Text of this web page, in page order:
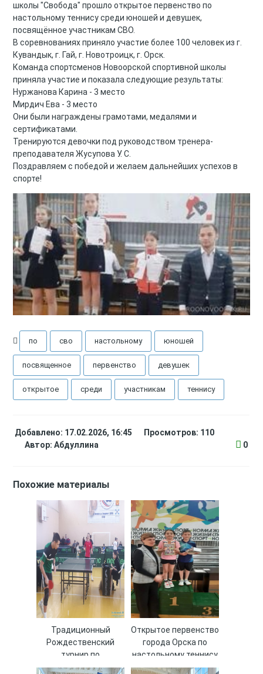
школы "Свобода" прошло открытое первенство по
настольному теннису среди юношей и девушек,
посвящённое участникам СВО.
В соревнованиях приняло участие более 100 человек из г.
Кувандык, г. Гай, г. Новотроицк, г. Орск.
Команда спортсменов Новоорской спортивной школы
приняла участие и показала следующие результаты:
Нуржанова Карина - 3 место
Мирдич Ева - 3 место
Они были награждены грамотами, медалями и
сертификатами.
Тренируются девочки под руководством тренера-
преподавателя Жусупова У. С.
Поздравляем с победой и желаем дальнейших успехов в
спорте!
по сво настольному юношей
посвященное первенство девушек
открытое среди участникам теннису
Добавлено: 17.02.2026, 16:45
Просмотров: 110
Автор:Абдуллина 0
Похожие материалы
Традиционный
Рождественский
турнир по
настольному теннису
Открытое первенство
города Орска по
настольному теннису
«Сармат»